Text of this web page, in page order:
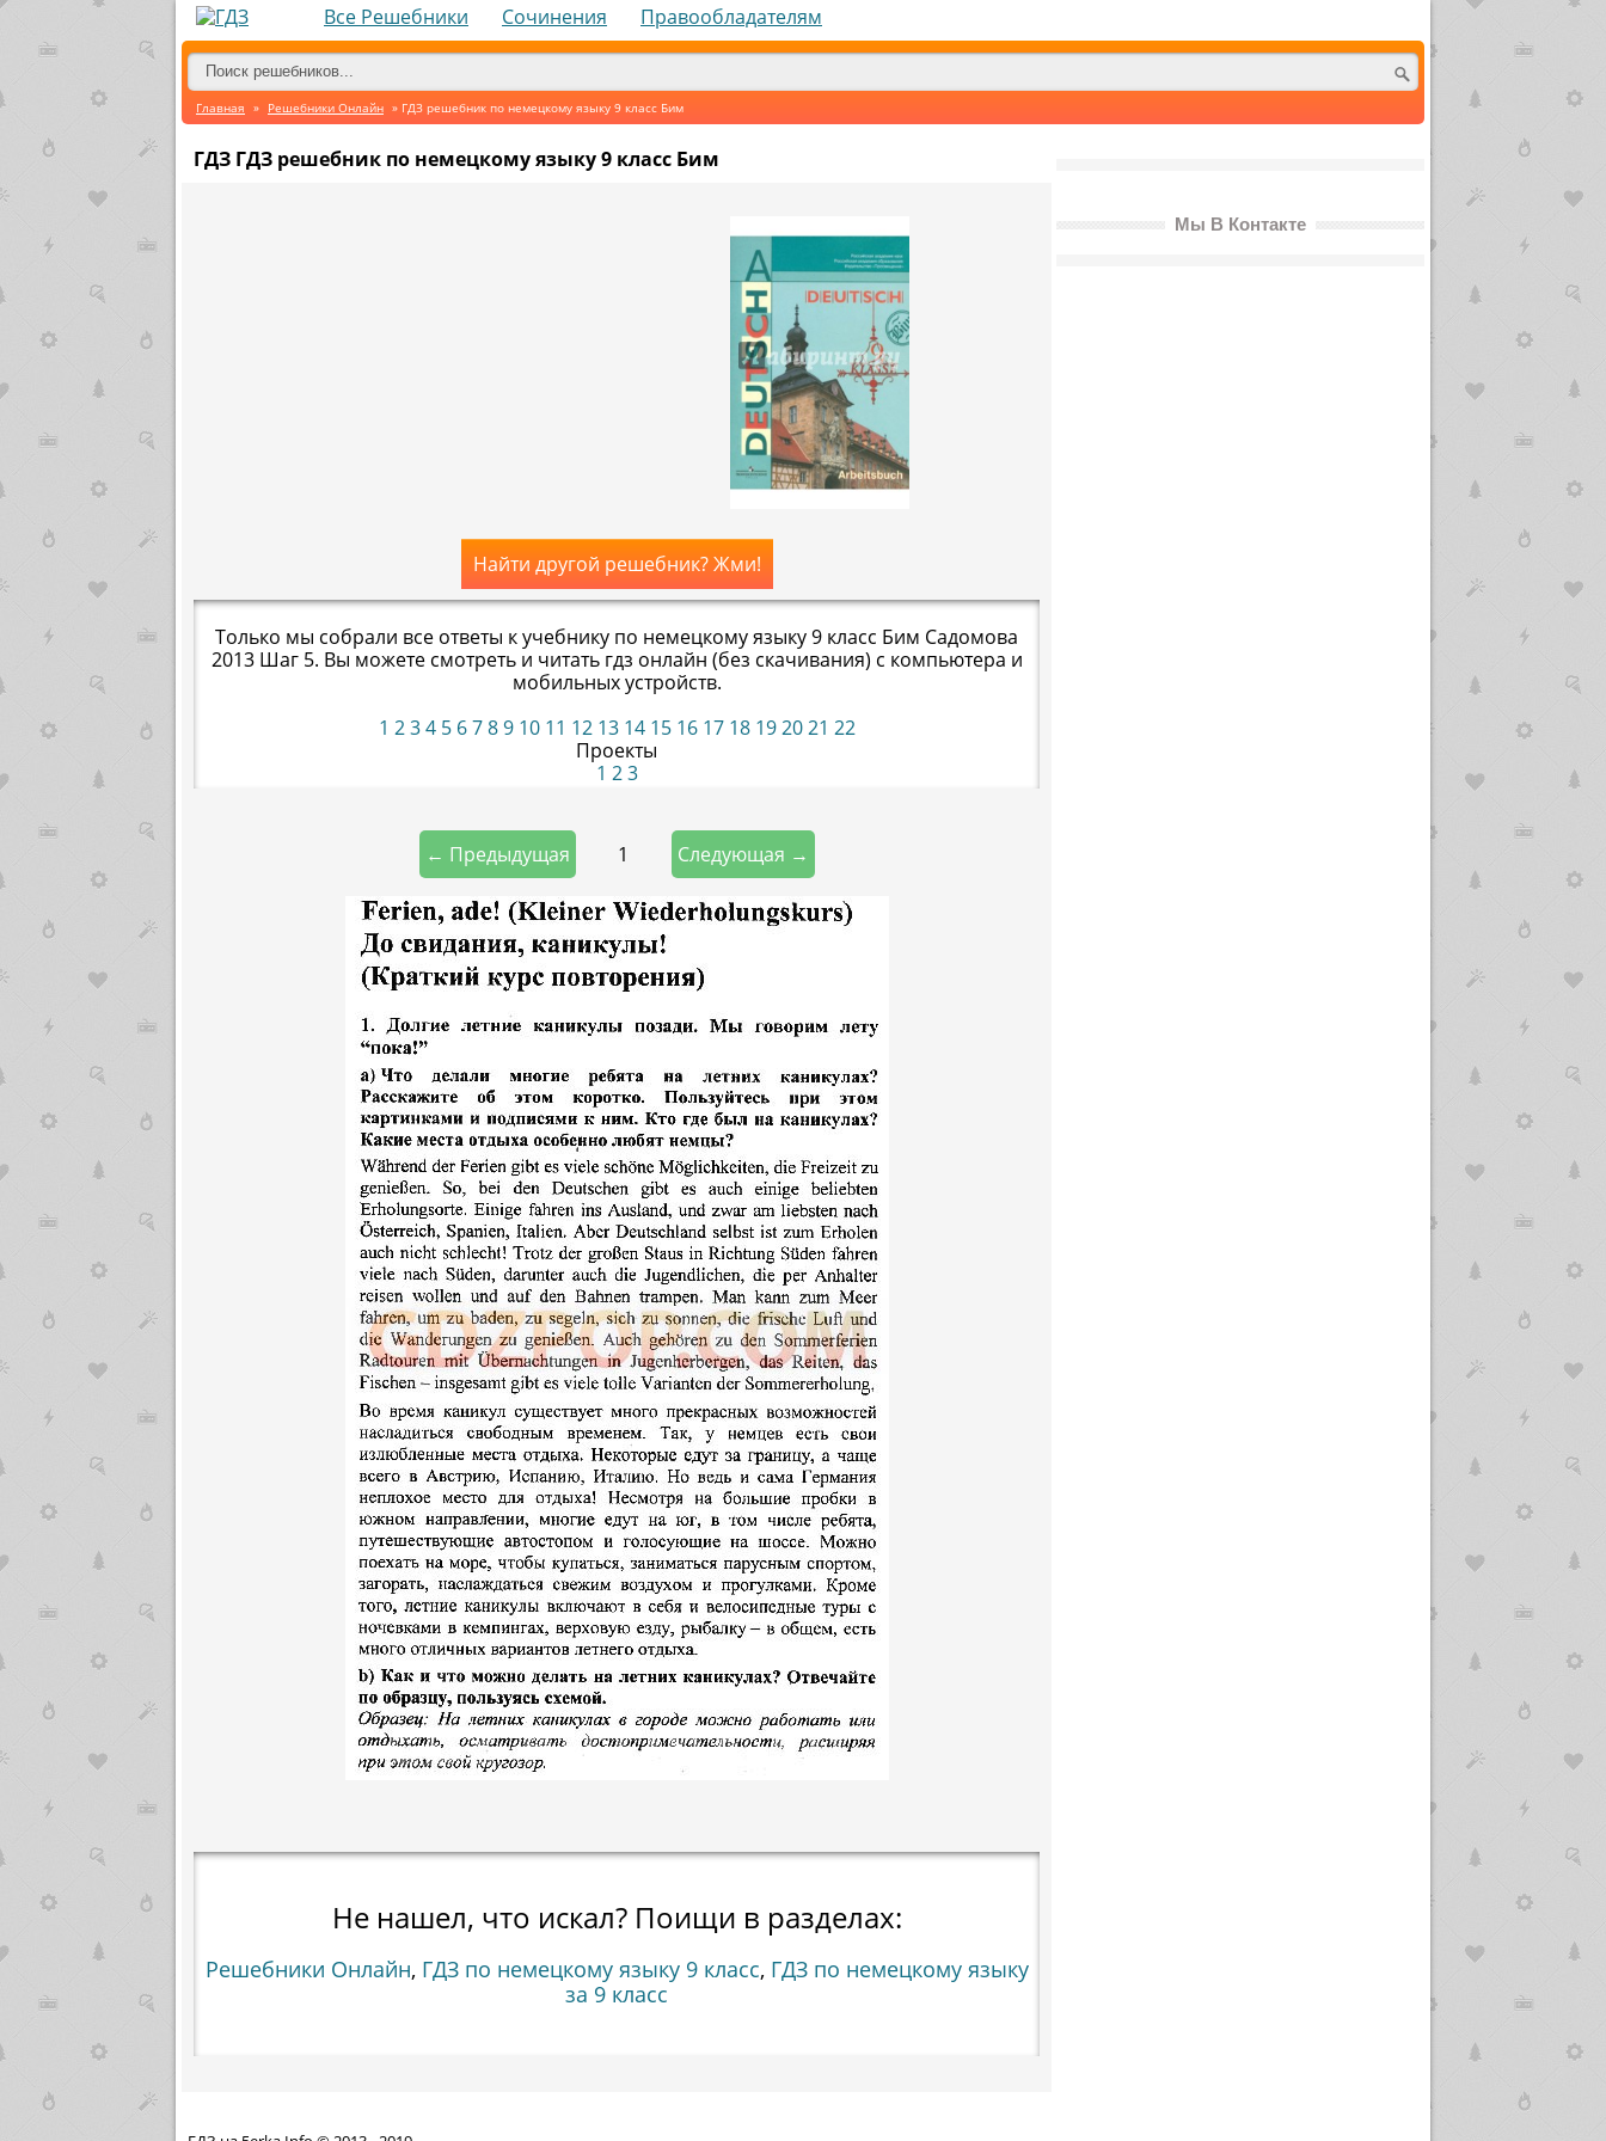
Все Решебники Сочинения Правообладателям
Главная » Решебники Онлайн » ГДЗ решебник по немецкому языку 9 класс Бим
ГДЗ ГДЗ решебник по немецкому языку 9 класс Бим
Найти другой решебник? Жми!
Только мы собрали все ответы к учебнику по немецкому языку 9 класс Бим Садомова
2013 Шаг 5. Вы можете смотреть и читать гдз онлайн (без скачивания) с компьютера и
мобильных устройств.
1 234567891011 12131415161718192021 22
Проекты
1 23
← Предыдущая 1 Следующая →
Не нашел, что искал? Поищи в разделах:
Решебники Онлайн, ГДЗ по немецкому языку 9 класс, ГДЗ по немецкому языку
за 9 класс
Мы В Контакте